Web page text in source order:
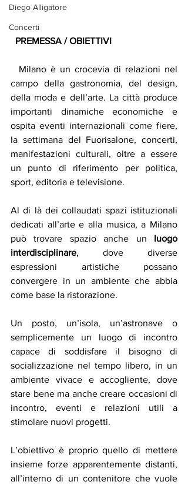
Diego Alligatore
Concerti
  PREMESSA / OBIETTIVI
campo della gastronomia, del design,
della moda e dell’arte. La città produce
importanti dinamiche economiche e
ospita eventi internazionali come fiere,
la settimana del Fuorisalone, concerti,
manifestazioni culturali, oltre a essere
un punto di riferimento per politica,
sport, editoria e televisione.
Al di là dei collaudati spazi istituzionali
dedicati all’arte e alla musica, a Milano
può trovare spazio anche un luogo
interdisciplinare, dove diverse
espressioni artistiche possano
convergere in un ambiente che abbia
come base la ristorazione.
Un posto, un’isola, un’astronave o
semplicemente un luogo di incontro
capace di soddisfare il bisogno di
socializzazione nel tempo libero, in un
ambiente vivace e accogliente, dove
stare bene ma anche creare occasioni di
incontro, eventi e relazioni utili a
stimolare nuovi progetti.
L’obiettivo è proprio quello di mettere
insieme forze apparentemente distanti,
all’interno di un contenitore che vuole